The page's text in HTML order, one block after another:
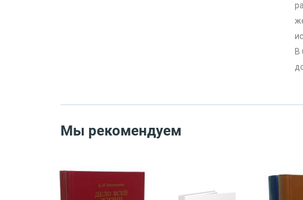
B
Мы рекомендуем